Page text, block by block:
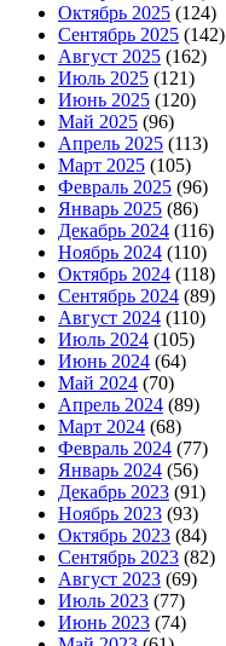
Октябрь 2025 (124)
Сентябрь 2025 (142)
Август 2025 (162)
Июль 2025 (121)
Июнь 2025 (120)
Май 2025 (96)
Апрель 2025 (113)
Март 2025 (105)
Февраль 2025 (96)
Январь 2025 (86)
Декабрь 2024 (116)
Ноябрь 2024 (110)
Октябрь 2024 (118)
Сентябрь 2024 (89)
Август 2024 (110)
Июль 2024 (105)
Июнь 2024 (64)
Май 2024 (70)
Апрель 2024 (89)
Март 2024 (68)
Февраль 2024 (77)
Январь 2024 (56)
Декабрь 2023 (91)
Ноябрь 2023 (93)
Октябрь 2023 (84)
Сентябрь 2023 (82)
Август 2023 (69)
Июль 2023 (77)
Июнь 2023 (74)